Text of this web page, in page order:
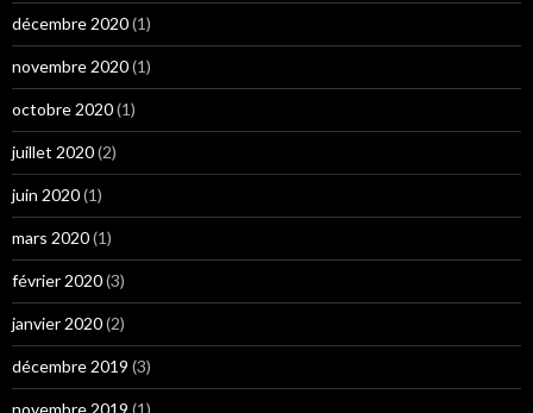
décembre 2020(1)
novembre 2020(1)
octobre 2020(1)
juillet 2020(2)
juin 2020(1)
mars 2020(1)
février 2020(3)
janvier 2020(2)
décembre 2019 (3)
novembre 2019 (1)